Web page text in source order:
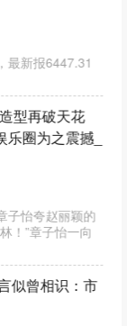
备选方案 据
期重新开启了与
力转债上涨
1.71%，报
绿色金融债